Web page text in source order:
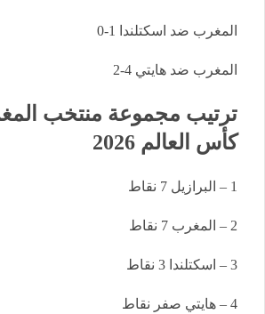
المغرب ضد اسكتلندا 1-0
المغرب ضد هايتي 4-2
ترتيب مجموعة منتخب
كأس العالم 2026
1 – البرازيل 7 نقاط
2 – المغرب 7 نقاط
3 – اسكتلندا 3 نقاط
4 – هايتي صفر نقاط